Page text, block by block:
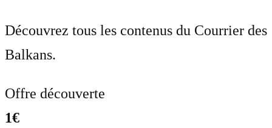
Découvrez tous les contenus du Courrier des
Balkans.
Offre découverte
1€